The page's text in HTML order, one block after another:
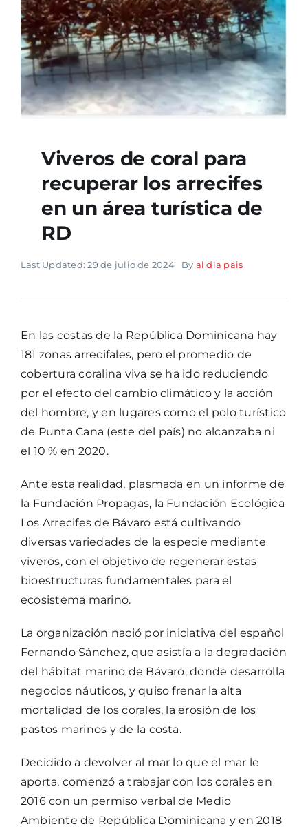
Viveros de coral para
recuperar los arrecifes
en un área turística de
RD
Last Updated: 29 de julio de 2024 By al dia pais
En las costas de la República Dominicana hay
181 zonas arrecifales, pero el promedio de
cobertura coralina viva se ha ido reduciendo
por el efecto del cambio climático y la acción
del hombre, y en lugares como el polo turístico
de Punta Cana (este del país) no alcanzaba ni
el 10 % en 2020.
Ante esta realidad, plasmada en un informe de
la Fundación Propagas, la Fundación Ecológica
Los Arrecifes de Bávaro está cultivando
diversas variedades de la especie mediante
viveros, con el objetivo de regenerar estas
bioestructuras fundamentales para el
ecosistema marino.
La organización nació por iniciativa del español
Fernando Sánchez, que asistía a la degradación
del hábitat marino de Bávaro, donde desarrolla
negocios náuticos, y quiso frenar la alta
mortalidad de los corales, la erosión de los
pastos marinos y de la costa.
Decidido a devolver al mar lo que el mar le
aporta, comenzó a trabajar con los corales en
2016 con un permiso verbal de Medio
Ambiente de República Dominicana y en 2018